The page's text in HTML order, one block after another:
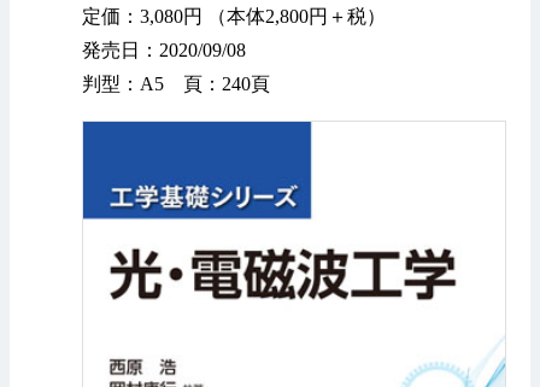
定価：3,080円 （本体2,800円＋税）
発売日：2020/09/08
判型：A5 頁：240頁